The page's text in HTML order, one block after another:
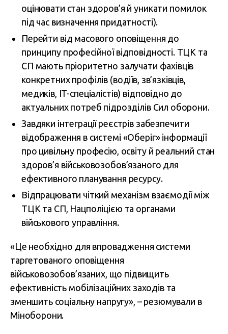
оцінювати стан здоров’я й уникати помилок
під час визначення придатності).
Перейти від масового оповіщення до
принципу професійної відповідності. ТЦК та
СП мають пріоритетно залучати фахівців
конкретних профілів (водіїв, зв’язківців,
медиків, IT-спеціалістів) відповідно до
актуальних потреб підрозділів Сил оборони.
Завдяки інтеграції реєстрів забезпечити
відображення в системі «Оберіг» інформації
про цивільну професію, освіту й реальний стан
здоров’я військовозобов’язаного для
ефективного планування ресурсу.
Відпрацювати чіткий механізм взаємодії між
ТЦК та СП, Нацполіцією та органами
військового управління.
«Це необхідно для впровадження системи
таргетованого оповіщення
військовозобов’язаних, що підвищить
ефективність мобілізаційних заходів та
зменшить соціальну напругу», – резюмували в
Міноборони.